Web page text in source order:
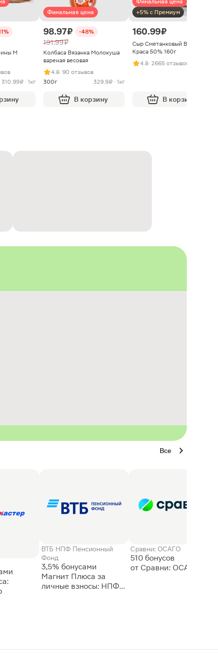
М
310.99 ₽ · 1кг
Финальная цена
98.97 ₽ -48%
191.99 ₽
Колбаса Вязанка Молокуша
вареная весовая
4.8· 90 отзывов
300г
329.9 ₽ · 1кг
В корзину
Финальная цена
+5% с Премиум
160.99 ₽
Сыр Сметанковый Варвара
Краса 50% 160г
4.8· 2665 отзывов
В корзину
Все
ВТБ НПФ Пенсионный
Фонд
3,5% бонусами
Магнит Плюса за
личные взносы: НПФ
Сравни: ОСАГО
510 бонусов